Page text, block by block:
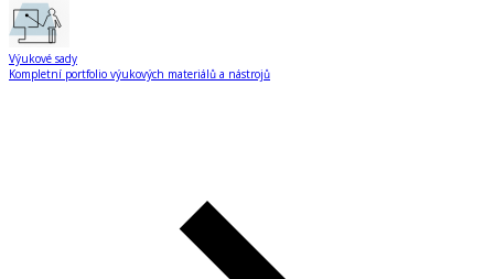
Výukové sady
Kompletní portfolio výukových materiálů a nástrojů